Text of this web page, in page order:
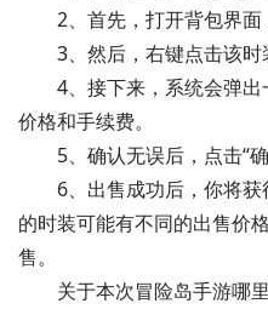
2、首先，打开背包界面
3、然后，右键点击该时
4、接下来，系统会弹
价格和手续费。
5、确认无误后，点击“
6、出售成功后，你将
的时装可能有不同的出售价
售。
关于本次冒险岛手游哪